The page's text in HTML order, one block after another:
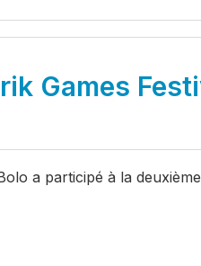
Games
a participé à la